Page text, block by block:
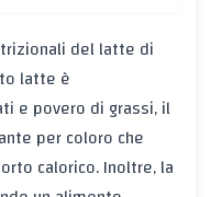
del latte di
latte è
e povero di grassi, il
per coloro che
calorico. Inoltre, la